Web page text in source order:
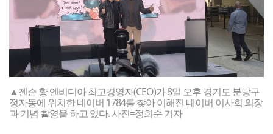
▲젠슨 황 엔비디아 최고경영자(CEO)가 8일 오후 경기도 분당구
정자동에 위치한 네이버 1784를 찾아 이해진 네이버 이사회 의장
과 기념 촬영을 하고 있다. 사진=정희순 기자